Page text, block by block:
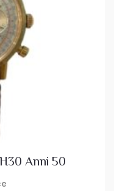
Anni 50